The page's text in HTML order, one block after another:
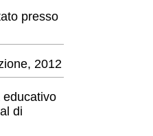
presso
2012
educativo
di